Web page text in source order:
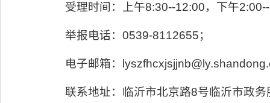
受理时间：上午8:30--12:00，下午
举报电话：0539-8112655；
电子邮箱：
联系地址：临沂市北京路8号